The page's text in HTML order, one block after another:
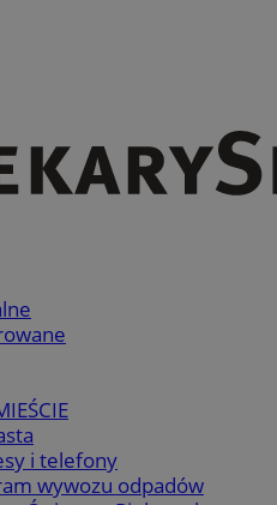
i telefony
wywozu odpadów